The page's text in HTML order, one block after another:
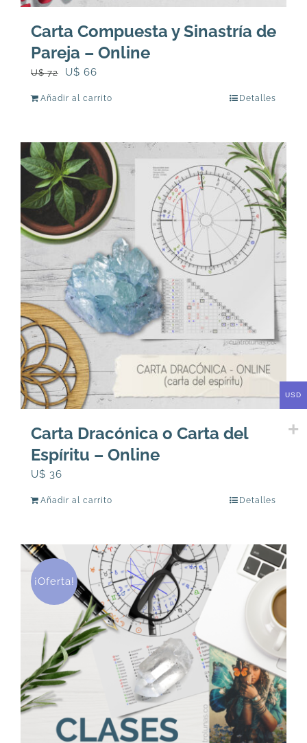
Carta Compuesta y Sinastría de
Pareja – Online
U$72
El
U$
72.
U$ 66
U$
66.
Añadir al carrito Detalles
Carta Dracónica o Carta del
Espíritu – Online
U$ 36
Añadir al carrito Detalles
¡Oferta!
USD